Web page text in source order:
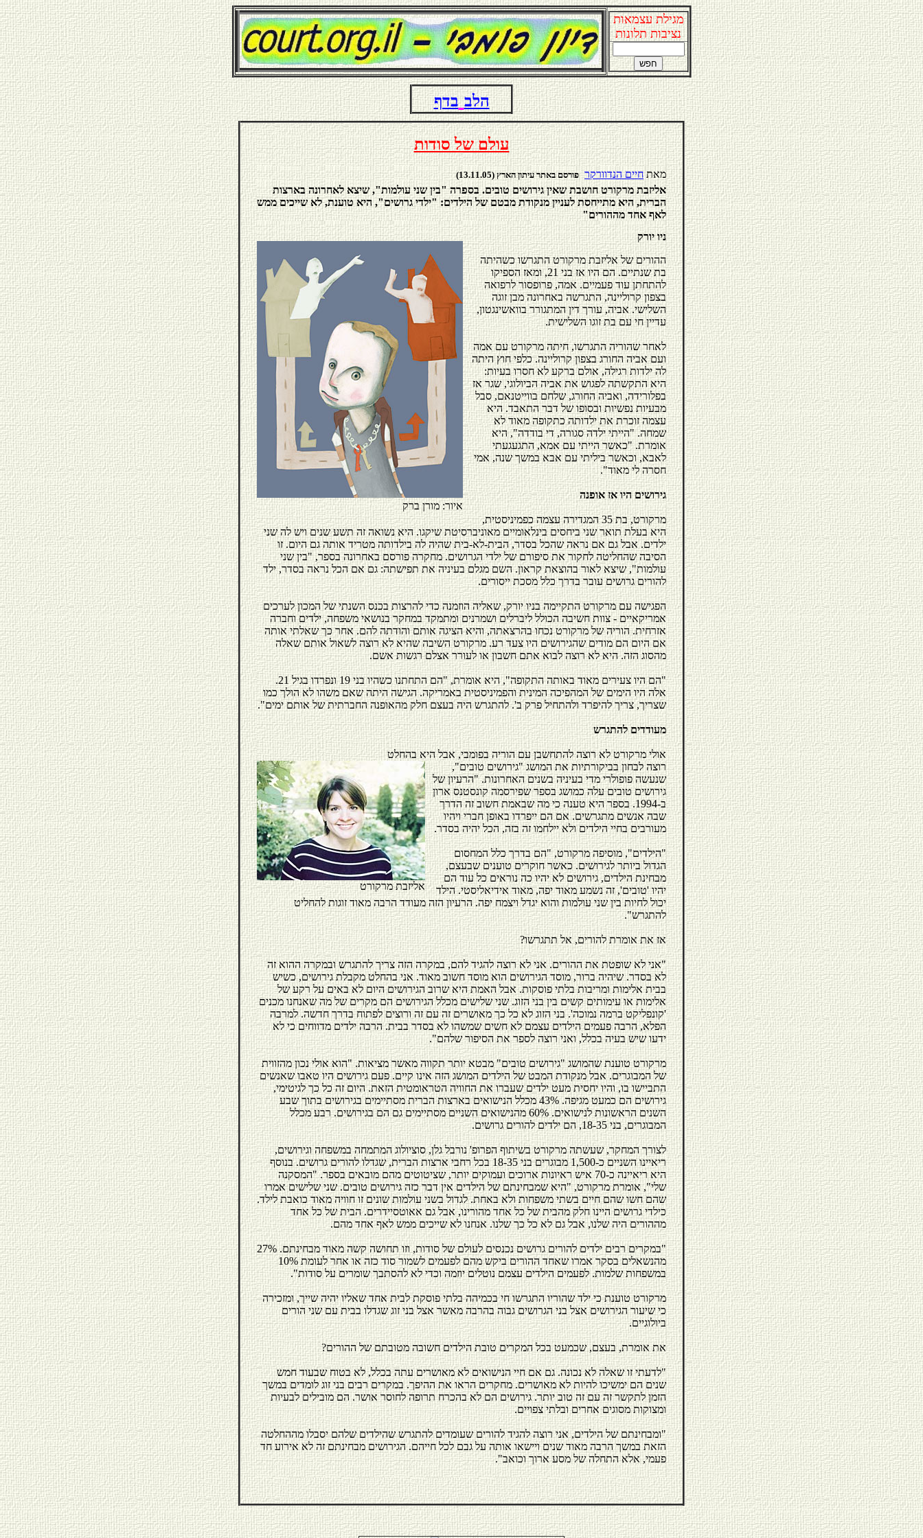
מגילת עצמאות
נציבות תלונות
הלב בדף
עולם של סודות
מאתחיים הנדוורקר פורסם באתר עיתון הארץ (13.11.05)
אליזבת מרקורט חושבת שאין גירושים טובים. בספרה "בין שני עולמות", שיצא לאחרונה בארצות
הברית, היא מתייחסת לעניין מנקודת מבטם של הילדים: "ילדי גרושים", היא טוענת, לא שייכים ממש
לאף אחד מההורים"
איור: מורן ברק
ניו יורק
ההורים של אליזבת מרקורט התגרשו כשהיתה
בת שנתיים. הם היו אז בני 21, ומאז הספיקו
להתחתן עוד פעמיים. אמה, פרופסור לרפואה
בצפון קרוליינה, התגרשה באחרונה מבן זוגה
השלישי. אביה, עורך דין המתגורר בוואשינגטון,
עדיין חי עם בת זוגו השלישית.
לאחר שהוריה התגרשו, חיתה מרקורט עם אמה
ועם אביה החורג בצפון קרוליינה. כלפי חוץ היתה
לה ילדות רגילה, אולם ברקע לא חסרו בעיות:
היא התקשתה לפגוש את אביה הביולוגי, שגר אז
בפלורידה, ואביה החורג, שלחם בווייטנאם, סבל
מבעיות נפשיות ובסופו של דבר התאבד. היא
עצמה זוכרת את ילדותה כתקופה מאוד לא
שמחה. "הייתי ילדה סגורה, די בודדה", היא
אומרת. "כאשר הייתי עם אמא, התגעגעתי
לאבא, וכאשר ביליתי עם אבא במשך שנה, אמי
חסרה לי מאוד".
גירושים היו אז אופנה
מרקורט, בת 35 המגדירה עצמה כפמיניסטית,
היא בעלת תואר שני ביחסים בינלאומיים מאוניברסיטת שיקגו. היא נשואה זה תשע שנים ויש לה שני
ילדים. אבל גם אם נראה שהכל בסדר, הבית-לא-בית שהיה לה בילדותה מטריד אותה גם היום. זו
הסיבה שהחליטה לחקור את סיפורם של ילדי הגרושים. מחקרה פורסם באחרונה בספר, "בין שני
עולמות", שיצא לאור בהוצאת קראון. השם מגלם בעיניה את תפישתה: גם אם הכל נראה בסדר, ילד
להורים גרושים עובר בדרך כלל מסכת ייסורים.
הפגישה עם מרקורט התקיימה בניו יורק, שאליה הוזמנה כדי להרצות בכנס השנתי של המכון לערכים
אמריקאיים - צוות חשיבה הכולל ליברלים ושמרנים ומתמקד במחקר בנושאי משפחה, ילדים וחברה
אזרחית. הוריה של מרקורט נכחו בהרצאתה, והיא הציגה אותם והודתה להם. אחר כך שאלתי אותה
אם היום הם מודים שהגירושים היו צעד רע. מרקורט השיבה שהיא לא רוצה לשאול אותם שאלה
מהסוג הזה. היא לא רוצה לבוא אתם חשבון או לעורר אצלם רגשות אשם.
"הם היו צעירים מאוד באותה התקופה", היא אומרת, "הם התחתנו כשהיו בני 19 ונפרדו בגיל 21.
אלה היו הימים של המהפיכה המינית והפמיניסטית באמריקה. הגישה היתה שאם משהו לא הולך כמו
שצריך, צריך להיפרד ולהתחיל פרק ב'. להתגרש היה בעצם חלק מהאופנה החברתית של אותם ימים".
מעודדים להתגרש
אולי מרקורט לא רוצה להתחשבן עם הוריה בפומבי, אבל היא בהחלט
אליזבת מרקורט
רוצה לבחון בביקורתיות את המושג "גירושים טובים",
שנעשה פופולרי מדי בעיניה בשנים האחרונות. "הרעיון של
גירושים טובים עלה כמושג בספר שפירסמה קונסטנס ארון
ב-1994. בספר היא טענה כי מה שבאמת חשוב זה הדרך
שבה אנשים מתגרשים. אם הם ייפרדו באופן חברי ויהיו
מעורבים בחיי הילדים ולא יילחמו זה בזה, הכל יהיה בסדר.
"הילדים", מוסיפה מרקורט, "הם בדרך כלל המחסום
הגדול ביותר לגירושים. כאשר חוקרים טוענים שבעצם,
מבחינת הילדים, גירושים לא יהיו כה נוראים כל עוד הם
יהיו 'טובים', זה נשמע מאוד יפה, מאוד אידיאליסטי. הילד
יכול לחיות בין שני עולמות והוא יגדל ויצמח יפה. הרעיון הזה מעודד הרבה מאוד זוגות להחליט
להתגרש".
אז את אומרת להורים, אל תתגרשו?
"אני לא שופטת את ההורים. אני לא רוצה להגיד להם, במקרה הזה צריך להתגרש ובמקרה ההוא זה
לא בסדר. שיהיה ברור, מוסד הגירושים הוא מוסד חשוב מאוד. אני בהחלט מקבלת גירושים, כשיש
בבית אלימות ומריבות בלתי פוסקות. אבל האמת היא שרוב הגירושים היום לא באים על רקע של
אלימות או עימותים קשים בין בני הזוג. שני שלישים מכלל הגירושים הם מקרים של מה שאנחנו מכנים
'קונפליקט ברמה נמוכה'. בני הזוג לא כל כך מאושרים זה עם זה ורוצים לפתוח בדרך חדשה. למרבה
הפלא, הרבה פעמים הילדים עצמם לא חשים שמשהו לא בסדר בבית. הרבה ילדים מדווחים כי לא
ידעו שיש בעיה בכלל, ואני רוצה לספר את הסיפור שלהם".
מרקורט טוענת שהמושג "גירושים טובים" מבטא יותר תקווה מאשר מציאות. "הוא אולי נכון מהזווית
של המבוגרים. אבל מנקודת המבט של הילדים המושג הזה אינו קיים. פעם גירושים היו טאבו שאנשים
התביישו בו, והיו יחסית מעט ילדים שעברו את החוויה הטראומטית הזאת. היום זה כל כך לגיטימי,
גירושים הם כמעט מגיפה. 43% מכלל הנישואים בארצות הברית מסתיימים בגירושים בתוך שבע
השנים הראשונות לנישואים. 60% מהנישואים השניים מסתיימים גם הם בגירושים. רבע מכלל
המבוגרים, בני 18-35, הם ילדים להורים גרושים.
לצורך המחקר, שעשתה מרקורט בשיתוף הפרופ' נורבל גלן, סוציולוג המתמחה במשפחה וגירושים,
ריאיינו השניים כ-1,500 מבוגרים בני 18-35 בכל רחבי ארצות הברית, שגדלו להורים גרושים. בנוסף
היא ריאיינה כ-70 איש ראיונות ארוכים ועמוקים יותר, שציטוטים מהם מובאים בספר. "המסקנה
שלי", אומרת מרקורט, "היא שמבחינתם של הילדים אין דבר כזה גירושים טובים. שני שלישים אמרו
שהם חשו שהם חיים בשתי משפחות ולא באחת. לגדול בשני עולמות שונים זו חוויה מאוד כואבת לילד.
כילדי גרושים היינו חלק מהבית של כל אחד מהורינו, אבל גם אאוטסיידרים. הבית של כל אחד
מההורים היה שלנו, אבל גם לא כל כך שלנו. אנחנו לא שייכים ממש לאף אחד מהם.
"במקרים רבים ילדים להורים גרושים נכנסים לעולם של סודות, וזו תחושה קשה מאוד מבחינתם. 27%
מהנשאלים בסקר אמרו שאחד ההורים ביקש מהם לפעמים לשמור סוד כזה או אחר לעומת 10%
במשפחות שלמות. לפעמים הילדים עצמם נוטלים יוזמה וכדי לא להסתבך שומרים על סודות".
מרקורט טוענת כי ילד שהוריו התגרשו חי בכמיהה בלתי פוסקת לבית אחד שאליו יהיה שייך, ומזכירה
כי שיעור הגירושים אצל בני הגרושים גבוה בהרבה מאשר אצל בני זוג שגדלו בבית עם שני הורים
ביולוגיים.
את אומרת, בעצם, שכמעט בכל המקרים טובת הילדים חשובה מטובתם של ההורים?
"לדעתי זו שאלה לא נכונה. גם אם חיי הנישואים לא מאושרים עתה בכלל, לא בטוח שבעוד חמש
שנים הם ימשיכו להיות לא מאושרים. מחקרים הראו את ההיפך. במקרים רבים בני זוג לומדים במשך
הזמן לתקשר זה עם זה טוב יותר. גירושים הם לא בהכרח תרופה לחוסר אושר. הם מובילים לבעיות
ומצוקות מסוגים אחרים ובלתי צפויים.
"ומבחינתם של הילדים, אני רוצה להגיד להורים שעומדים להתגרש שהילדים שלהם יסבלו מההחלטה
הזאת במשך הרבה מאוד שנים ויישאו אותה על גבם לכל חייהם. הגירושים מבחינתם זה לא אירוע חד
פעמי, אלא התחלה של מסע ארוך וכואב".